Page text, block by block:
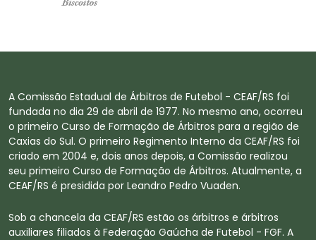
A Comissão Estadual de Árbitros de Futebol - CEAF/RS foi
fundada no dia 29 de abril de 1977. No mesmo ano, ocorreu
o primeiro Curso de Formação de Árbitros para a região de
Caxias do Sul. O primeiro Regimento Interno da CEAF/RS foi
criado em 2004 e, dois anos depois, a Comissão realizou
seu primeiro Curso de Formação de Árbitros. Atualmente, a
CEAF/RS é presidida por Leandro Pedro Vuaden.
Sob a chancela da CEAF/RS estão os árbitros e árbitros
auxiliares filiados à Federação Gaúcha de Futebol - FGF. A